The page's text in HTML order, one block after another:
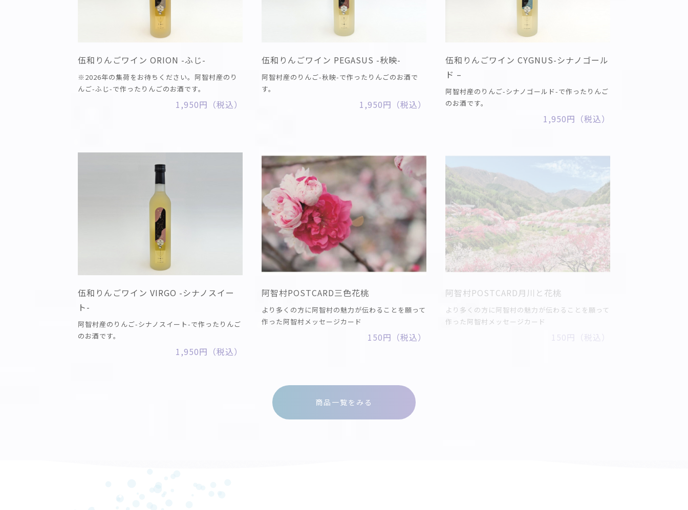
伍和りんごワイン ORION -ふじ-
※2026年の集荷をお待ちください。阿智村産のり
んご-ふじ-で作ったりんごのお酒です。
1,950円（税込）
伍和りんごワイン PEGASUS -秋映-
阿智村産のりんご-秋映-で作ったりんごのお酒で
す。
1,950円（税込）
伍和りんごワイン CYGNUS-シナノゴール
ド –
阿智村産のりんご-シナノゴールド-で作ったりんご
のお酒です。
1,950円（税込）
伍和りんごワイン VIRGO -シナノスイー
ト-
阿智村産のりんご-シナノスイート-で作ったりんご
のお酒です。
1,950円（税込）
阿智村POSTCARD三色花桃
より多くの方に阿智村の魅力が伝わることを願って
作った阿智村メッセージカード
150円（税込）
阿智村POSTCARD月川と花桃
より多くの方に阿智村の魅力が伝わることを願って
作った阿智村メッセージカード
150円（税込）
商品一覧をみる